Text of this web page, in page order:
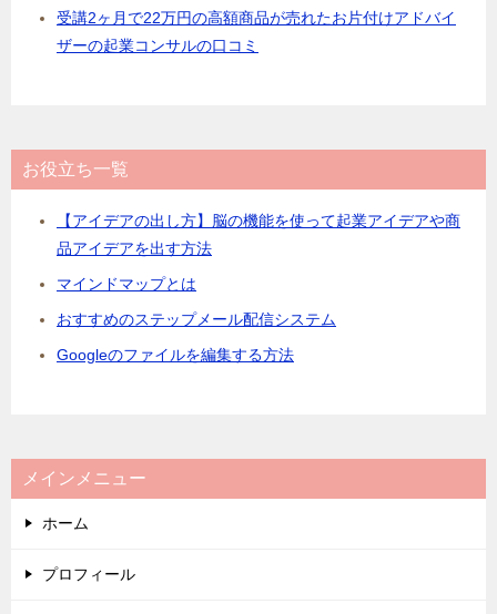
受講2ヶ月で22万円の高額商品が売れたお片付けアドバイ
ザーの起業コンサルの口コミ
お役立ち一覧
【アイデアの出し方】脳の機能を使って起業アイデアや商
品アイデアを出す方法
マインドマップとは
おすすめのステップメール配信システム
Googleのファイルを編集する方法
メインメニュー
ホーム
プロフィール